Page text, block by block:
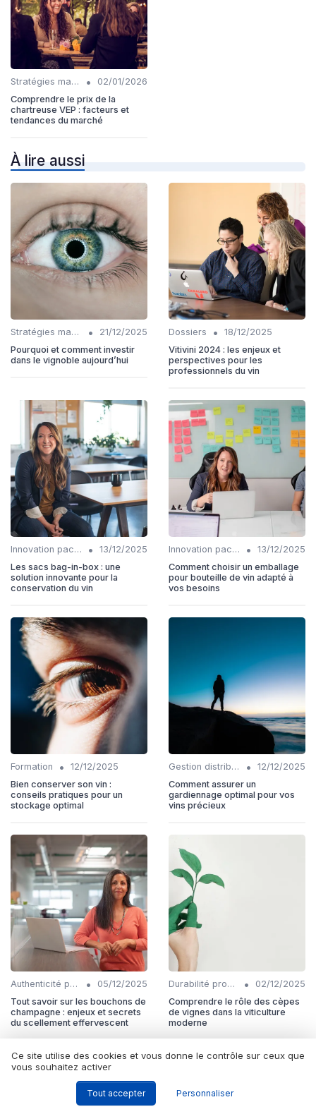
Stratégies marketing •
02/01/2026
Comprendre le prix de la
chartreuse VEP : facteurs et
tendances du marché
À lire aussi
Stratégies marketing •
21/12/2025
Pourquoi et comment investir
dans le vignoble aujourd’hui
Dossiers •
18/12/2025
Vitivini 2024 : les enjeux et
perspectives pour les
professionnels du vin
Innovation packaging •
13/12/2025
Les sacs bag-in-box : une
solution innovante pour la
conservation du vin
Innovation packaging •
13/12/2025
Comment choisir un emballage
pour bouteille de vin adapté à
vos besoins
Formation •
12/12/2025
Bien conserver son vin :
conseils pratiques pour un
stockage optimal
Gestion distribution •
12/12/2025
Comment assurer un
gardiennage optimal pour vos
vins précieux
Authenticité produits •
05/12/2025
Tout savoir sur les bouchons de
champagne : enjeux et secrets
du scellement effervescent
Durabilité production •
02/12/2025
Comprendre le rôle des cèpes
de vignes dans la viticulture
moderne
Ce site utilise des cookies et vous donne le contrôle sur ceux que
vous souhaitez activer
Tout accepter Personnaliser